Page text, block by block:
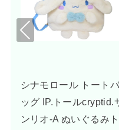
シナモロール トートバ
ッグ IP.トールcryptid.
ンリオ-A ぬいぐるみト
Pre